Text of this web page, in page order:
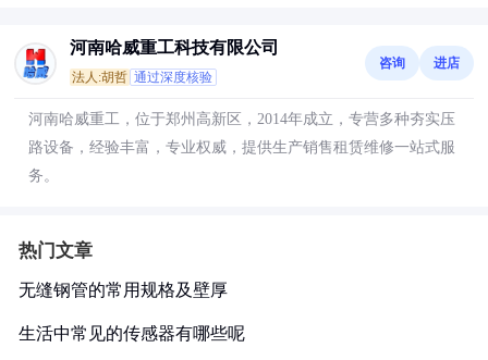
河南哈威重工科技有限公司
法人:胡哲 通过深度核验
咨询 进店
河南哈威重工，位于郑州高新区，2014年成立，专营多种夯实压
路设备，经验丰富，专业权威，提供生产销售租赁维修一站式服
务。
热门文章
无缝钢管的常用规格及壁厚
生活中常见的传感器有哪些呢